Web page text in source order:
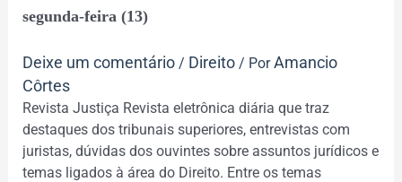
segunda-feira (13)
Deixe um comentário / Direito/ PorAmancio
Côrtes
Revista Justiça Revista eletrônica diária que traz
destaques dos tribunais superiores, entrevistas com
juristas, dúvidas dos ouvintes sobre assuntos jurídicos e
temas ligados à área do Direito. Entre os temas
programação
Rádio
Justiça
para
segunda-
feira
(13)